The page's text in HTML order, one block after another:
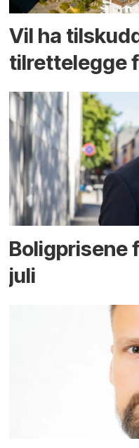
Vil ha
tilrettelegge
Boligprisene
juli